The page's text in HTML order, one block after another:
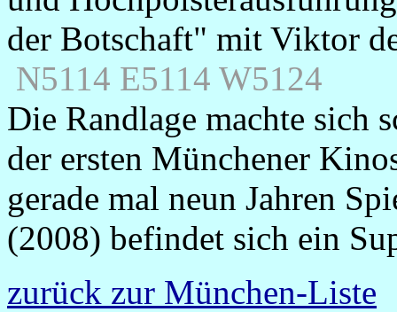
der Botschaft" mit Viktor
N5114 E5114 W5124
Die Randlage machte sich
der ersten Münchener
gerade mal neun Jahren
(2008) befindet sich ein
zurück zur München-Liste